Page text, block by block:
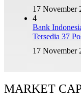
17 November
4
Bank
Tersedia 37
17 November
MARKET